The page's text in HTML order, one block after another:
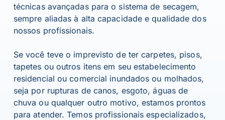
técnicas avançadas para o sistema de secagem,
sempre aliadas à alta capacidade e qualidade dos
nossos profissionais.
Se você teve o imprevisto de ter carpetes, pisos,
tapetes ou outros itens em seu estabelecimento
residencial ou comercial inundados ou molhados,
seja por rupturas de canos, esgoto, águas de
chuva ou qualquer outro motivo, estamos prontos
para atender. Temos profissionais especializados,